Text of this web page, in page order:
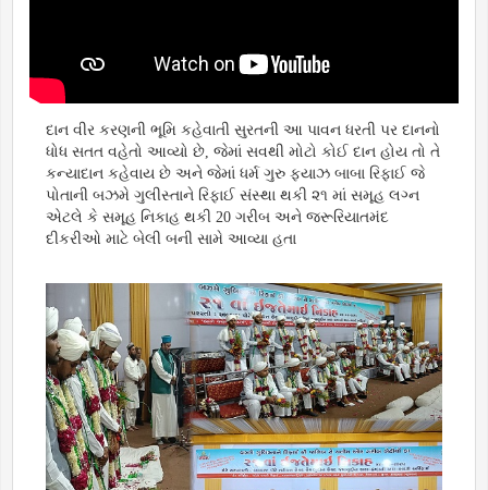
દાન વીર કરણની ભૂમિ કહેવાતી સુરતની આ પાવન ધરતી પર દાનનો
ધોધ સતત વહેતો આવ્યો છે, જેમાં સવથી મોટો કોઈ દાન હોય તો તે
કન્યાદાન કહેવાય છે અને જેમાં ધર્મ ગુરુ ફયાઝ બાબા રિફાઈ જે
પોતાની બઝમે ગુલીસ્તાને રિફાઈ સંસ્થા થકી ૨૧ માં સમૂહ લગ્ન
એટલે કે સમૂહ નિકાહ થકી 20 ગરીબ અને જરૂરિયાતમંદ
દીકરીઓ માટે બેલી બની સામે આવ્યા હતા